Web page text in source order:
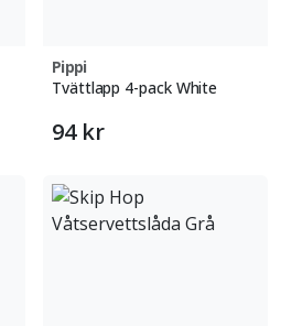
Pippi
Tvättlapp 4-pack White
94 kr